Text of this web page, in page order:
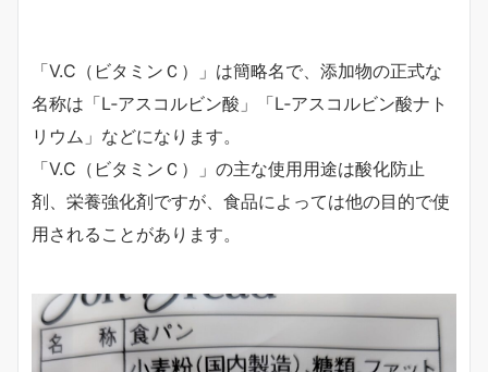
「V.C（ビタミンＣ）」は簡略名で、添加物の正式な
名称は「L‐アスコルビン酸」「L‐アスコルビン酸ナト
リウム」などになります。
「V.C（ビタミンＣ）」の主な使用用途は酸化防止
剤、栄養強化剤ですが、食品によっては他の目的で使
用されることがあります。